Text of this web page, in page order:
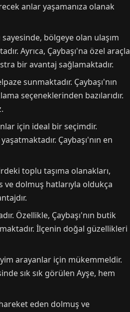
anlar yaşamanıza olanak
bölgeye olan ulaşım
Ayrıca, Çaybaşı'na özel araçla
bir avantaj sağlamaktadır.
sunmaktadır. Çaybaşı'nın
seçeneklerinden bazılarıdır.
için ideal bir seçimdir.
Çaybaşı'nın en
toplu taşıma olanakları,
ve dolmuş hatlarıyla oldukça
Özellikle, Çaybaşı'nın butik
İlçenin doğal güzellikleri
arayanlar için mükemmeldir.
sık sık görülen Ayşe, hem
eden dolmuş ve